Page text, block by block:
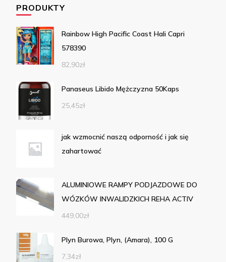
PRODUKTY
Rainbow High Pacific Coast Hali Capri
578390
82,90zł
Panaseus Libido Mężczyzna 50Kaps
25,45zł
jak wzmocnić naszą odporność i jak się
zahartować
ALUMINIOWE RAMPY PODJAZDOWE DO
WÓZKÓW INWALIDZKICH REHA ACTIV
449,00zł
Plyn Burowa, Plyn, (Amara), 100 G
7,34zł